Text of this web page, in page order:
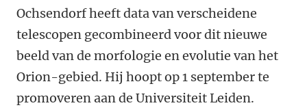
Ochsendorf heeft data van verscheidene
telescopen gecombineerd voor dit nieuwe
beeld van de morfologie en evolutie van het
Orion-gebied. Hij hoopt op 1 september te
promoveren aan de Universiteit Leiden.